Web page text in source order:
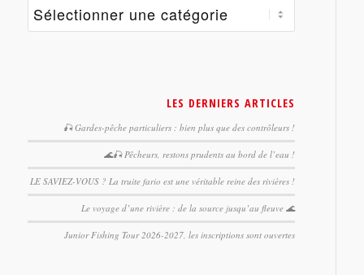
LES DERNIERS ARTICLES
🎣 Gardes-pêche particuliers : bien plus que des contrôleurs !
🌊🎣 Pêcheurs, restons prudents au bord de l’eau !
LE SAVIEZ-VOUS ? La truite fario est une véritable reine des rivières !
Le voyage d’une rivière : de la source jusqu’au fleuve 🌊
Junior Fishing Tour 2026-2027, les inscriptions sont ouvertes